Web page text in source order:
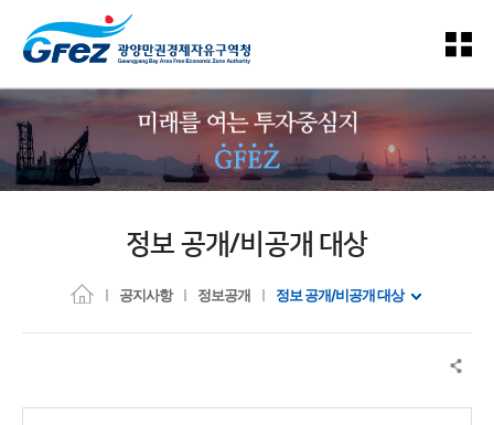
정보 공개/비공개 대상
공지사항 정보공개 정보 공개/비공개 대상